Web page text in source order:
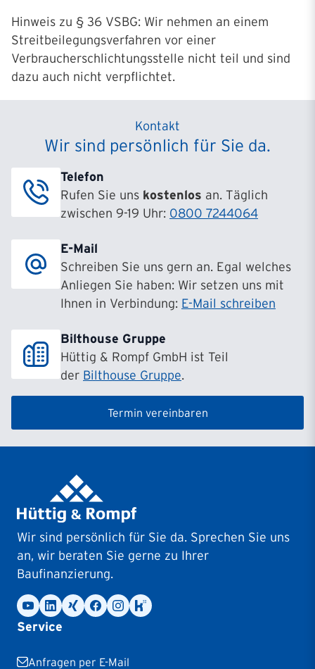
Hinweis zu § 36 VSBG: Wir nehmen an einem
Streitbeilegungsverfahren vor einer
Verbraucherschlichtungsstelle nicht teil und sind
dazu auch nicht verpflichtet.
Kontakt
Wir sind persönlich für Sie da.
Telefon
Rufen Sie uns kostenlos an. Täglich
zwischen 9-19 Uhr: 0800 7244064
E-Mail
Schreiben Sie uns gern an. Egal welches
Anliegen Sie haben: Wir setzen uns mit
Ihnen in Verbindung: E-Mail schreiben
Bilthouse Gruppe
Hüttig & Rompf GmbH ist Teil
der Bilthouse Gruppe.
Termin vereinbaren
Wir sind persönlich für Sie da. Sprechen Sie uns
an, wir beraten Sie gerne zu Ihrer
Baufinanzierung.
Service
Anfragen per E-Mail